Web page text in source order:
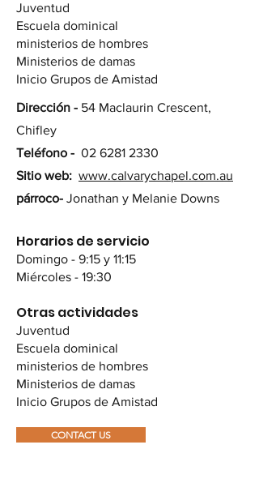
Juventud
Escuela dominical
ministerios de hombres
Ministerios de damas
Inicio Grupos de Amistad
Dirección - 54 Maclaurin Crescent,
Chifley
Teléfono - 02 6281 2330
Sitio web: www.calvarychapel.com.au
párroco- Jonathan y Melanie Downs
Horarios de servicio
Domingo - 9:15 y 11:15
Miércoles - 19:30
Otras actividades
Juventud
Escuela dominical
ministerios de hombres
Ministerios de damas
Inicio Grupos de Amistad
CONTACT US